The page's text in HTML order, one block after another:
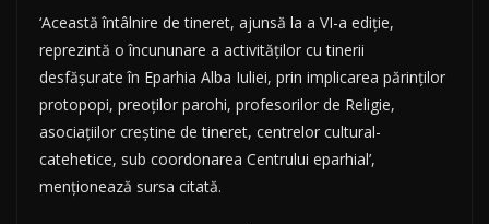
‘Această întâlnire de tineret, ajunsă la a VI-a ediţie,
reprezintă o încununare a activităţilor cu tinerii
desfăşurate în Eparhia Alba Iuliei, prin implicarea părinţilor
protopopi, preoţilor parohi, profesorilor de Religie,
asociaţiilor creştine de tineret, centrelor cultural-
catehetice, sub coordonarea Centrului eparhial’,
menţionează sursa citată.